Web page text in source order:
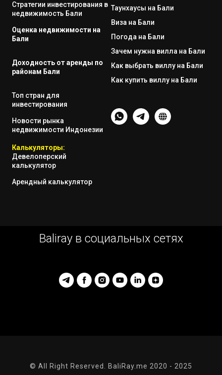
Стратегии инвестирования в
недвижимость Бали
Оценка недвижимости на
Бали
Доходность от аренды по
районам Бали
Топ стран для
инвестирования
Новости рынка
недвижимости Индонезии
Калькуляторы:
Девелоперский
калькулятор
Арендный калькулятор
Таунхаусы на Бали
Виза на Бали
Погода на Бали
Зачем нужна вилла на Бали
Как выбрать виллу на Бали
Как купить виллу на Бали
Baliray в социальных сетях
© All Right Reserved. BaliRay.me 2020 - 2025